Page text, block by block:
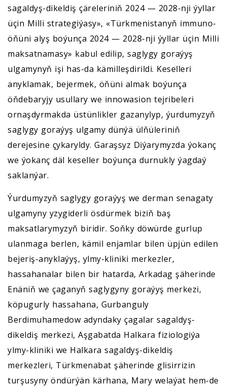
sagaldyş-dikeldiş çäreleriniň 2024 — 2028-nji ýyllar
üçin Milli strategiýasy», «Türkmenistanyň immuno-
öňüni alyş boýunça 2024 — 2028-nji ýyllar üçin Milli
maksatnamasy» kabul edilip, saglygy goraýyş
ulgamynyň işi has-da kämilleşdirildi. Keselleri
anyklamak, bejermek, öňüni almak boýunça
öňdebaryjy usullary we innowasion tejribeleri
ornaşdyrmakda üstünlikler gazanylyp, ýurdumyzyň
saglygy goraýyş ulgamy dünýä ülňüleriniň
derejesine çykaryldy. Garaşsyz Diýarymyzda ýokanç
we ýokanç däl keseller boýunça durnukly ýagdaý
saklanýar.
Ýurdumyzyň saglygy goraýyş we derman senagaty
ulgamyny yzygiderli ösdürmek biziň baş
maksatlarymyzyň biridir. Soňky döwürde gurlup
ulanmaga berlen, kämil enjamlar bilen üpjün edilen
bejeriş-anyklaýyş, ylmy-kliniki merkezler,
hassahanalar bilen bir hatarda, Arkadag şäherinde
Enäniň we çaganyň saglygyny goraýyş merkezi,
köpugurly hassahana, Gurbanguly
Berdimuhamedow adyndaky çagalar sagaldyş-
dikeldiş merkezi, Aşgabatda Halkara fiziologiýa
ylmy-kliniki we Halkara sagaldyş-dikeldiş
merkezleri, Türkmenabat şäherinde glisirrizin
turşusyny öndürýän kärhana, Mary welaýat hem-de